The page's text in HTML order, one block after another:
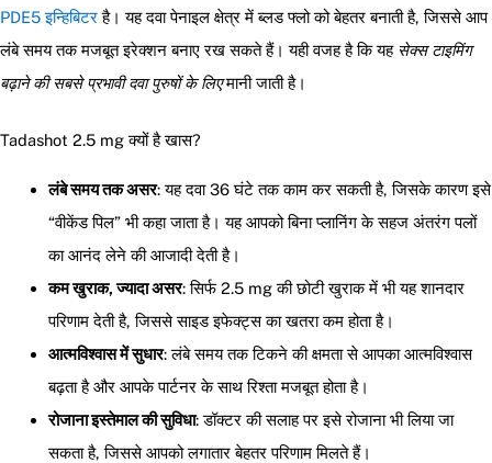
PDE5 इन्हिबिटरहै। यह दवा पेनाइल क्षेत्र में ब्लड फ्लो को बेहतर बनाती है, जिससे आप
लंबे समय तक मजबूत इरेक्शन बनाए रख सकते हैं। यही वजह है कि यह सेक्स टाइमिंग
बढ़ाने की सबसे प्रभावी दवा पुरुषों के लिएमानी जाती है।
Tadashot 2.5 mg क्यों है खास?
लंबे समय तक असर: यह दवा 36 घंटे तक काम कर सकती है, जिसके कारण इसे
“वीकेंड पिल” भी कहा जाता है। यह आपको बिना प्लानिंग के सहज अंतरंग पलों
का आनंद लेने की आजादी देती है।
कम खुराक, ज्यादा असर: सिर्फ 2.5 mg की छोटी खुराक में भी यह शानदार
परिणाम देती है, जिससे साइड इफेक्ट्स का खतरा कम होता है।
आत्मविश्वास में सुधार: लंबे समय तक टिकने की क्षमता से आपका आत्मविश्वास
बढ़ता है और आपके पार्टनर के साथ रिश्ता मजबूत होता है।
रोजाना इस्तेमाल की सुविधा: डॉक्टर की सलाह पर इसे रोजाना भी लिया जा
सकता है, जिससे आपको लगातार बेहतर परिणाम मिलते हैं।